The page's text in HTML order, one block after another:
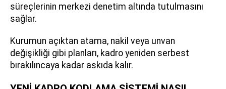
süreçlerinin merkezi denetim altında tutulmasını
sağlar.
Kurumun açıktan atama, nakil veya unvan
değişikliği gibi planları, kadro yeniden serbest
bırakılıncaya kadar askıda kalır.